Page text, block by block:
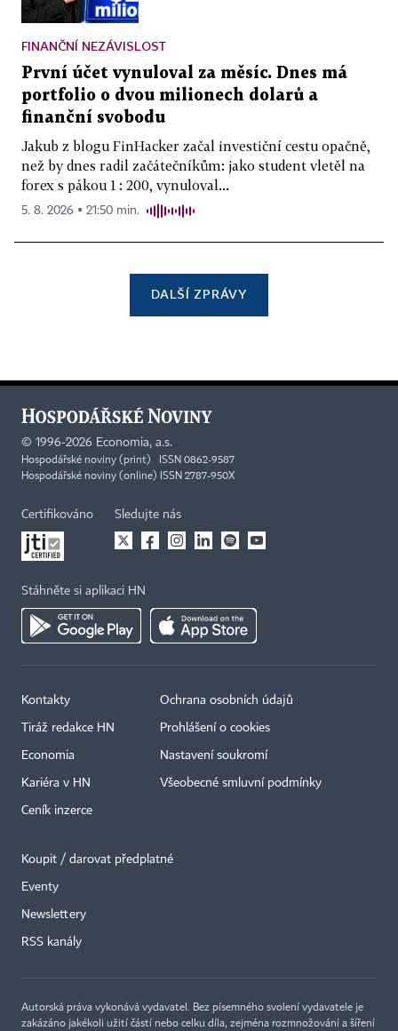
FINANČNÍ NEZÁVISLOST
První účet vynuloval za měsíc. Dnes má
portfolio o dvou milionech dolarů a
finanční svobodu
Jakub z blogu FinHacker začal investiční cestu opačně,
než by dnes radil začátečníkům: jako student vletěl na
forex s pákou 1 : 200, vynuloval...
5. 8. 2026 ▪ 21:50 min.
DALŠÍ ZPRÁVY
© 1996-2026 Economia, a.s.
Hospodářské noviny (print) ISSN 0862-9587
Hospodářské noviny (online) ISSN 2787-950X
Certifikováno Sledujte nás
Stáhněte si aplikaci HN
Kontakty
Tiráž redakce HN
Economia
Kariéra v HN
Ceník inzerce
Ochrana osobních údajů
Prohlášení o cookies
Nastavení soukromí
Všeobecné smluvní podmínky
Koupit / darovat předplatné
Eventy
Newslettery
RSS kanály
Autorská práva vykonává vydavatel. Bez písemného svolení vydavatele je
zakázáno jakékoli užití částí nebo celku díla, zejména rozmnožování a šíření